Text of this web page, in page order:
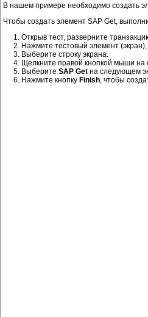
В нашем примере необходимо создать
Чтобы создать элемент SAP Get,
Открыв тест, разверните
Нажмите тестовый элемент (экран),
Выберите строку экрана.
Щелкните правой кнопкой мыши на
Выберите SAP Get на следующем
Нажмите кнопку Finish , чтобы